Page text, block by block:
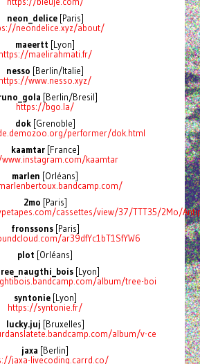
neon_delice[Paris]
neondelice.xyz/about/
maeertt [Lyon]
https://maelirahmati.fr/
nesso [Berlin/Italie]
https://www.nesso.xyz/
[Berlin/Bresil]
https://bgo.la/
dok[Grenoble]
performer/dok.html
kaamtar[France]
kaamtar
marlen [Orléans]
2mo [Paris]
cassettes/view/37/TTT35/2Mo/
fronssons[Paris]
ar39dfYc1bT1SfYW6
plot [Orléans]
[Lyon]
album/tree-boi
syntonie[Lyon]
https://syntonie.fr/
lucky.juj [Bruxelles]
album/v-ce
jaxa [Berlin]
jaxa-livecoding.carrd.co/